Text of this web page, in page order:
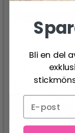
HOBBYARTS
SET -
139.00 SEK
31/08/2026
Bli en del